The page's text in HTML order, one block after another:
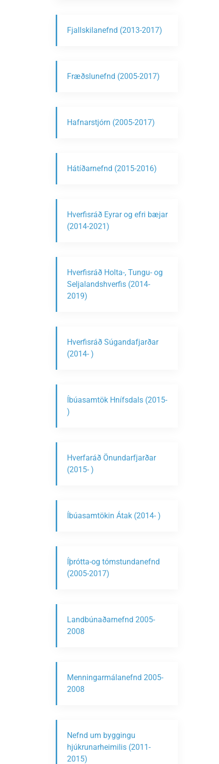
Fjallskilanefnd (2013-2017)
Fræðslunefnd (2005-2017)
Hafnarstjórn (2005-2017)
Hátíðarnefnd (2015-2016)
Hverfisráð Eyrar og efri bæjar
(2014-2021)
Hverfisráð Holta-, Tungu- og
Seljalandshverfis (2014-
2019)
Hverfisráð Súgandafjarðar
(2014- )
Íbúasamtök Hnífsdals (2015-
)
Hverfaráð Önundarfjarðar
(2015- )
Íbúasamtökin Átak (2014- )
Íþrótta-og tómstundanefnd
(2005-2017)
Landbúnaðarnefnd 2005-
2008
Menningarmálanefnd 2005-
2008
Nefnd um byggingu
hjúkrunarheimilis (2011-
2015)